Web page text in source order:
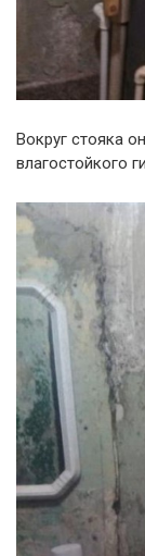
Вокруг стояка
влагостойкого